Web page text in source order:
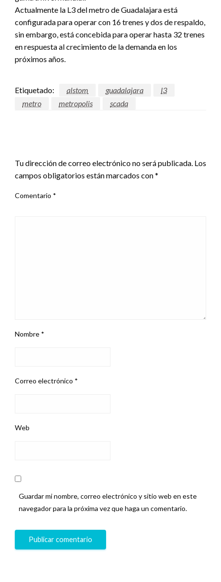
Actualmente la L3 del metro de Guadalajara está
configurada para operar con 16 trenes y dos de respaldo,
sin embargo, está concebida para operar hasta 32 trenes
en respuesta al crecimiento de la demanda en los
próximos años.
Etiquetado: alstom guadalajara
l3
metro
metropolis scada
Tu dirección de correo electrónico no será publicada. Los
campos obligatorios están marcados con*
Comentario *
Nombre *
Correo electrónico *
Web
Guardar mi nombre, correo electrónico y sitio web en este
navegador para la próxima vez que haga un comentario.